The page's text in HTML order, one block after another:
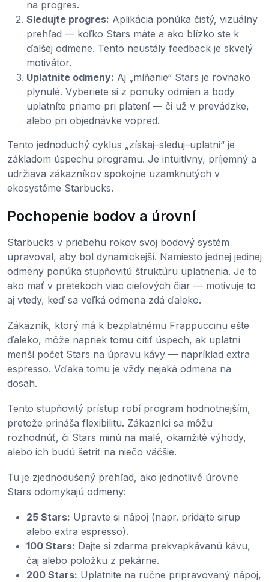
na progres.
Sledujte progres: Aplikácia ponúka čistý, vizuálny
prehľad — koľko Stars máte a ako blízko ste k
ďalšej odmene. Tento neustály feedback je skvelý
motivátor.
Uplatnite odmeny: Aj „míňanie“ Stars je rovnako
plynulé. Vyberiete si z ponuky odmien a body
uplatníte priamo pri platení — či už v prevádzke,
alebo pri objednávke vopred.
Tento jednoduchý cyklus „získaj–sleduj–uplatni“ je
základom úspechu programu. Je intuitívny, príjemný a
udržiava zákazníkov spokojne uzamknutých v
ekosystéme Starbucks.
Pochopenie bodov a úrovní
Starbucks v priebehu rokov svoj bodový systém
upravoval, aby bol dynamickejší. Namiesto jednej jedinej
odmeny ponúka stupňovitú štruktúru uplatnenia. Je to
ako mať v pretekoch viac cieľových čiar — motivuje to
aj vtedy, keď sa veľká odmena zdá ďaleko.
Zákazník, ktorý má k bezplatnému Frappuccinu ešte
ďaleko, môže napriek tomu cítiť úspech, ak uplatní
menší počet Stars na úpravu kávy — napríklad extra
espresso. Vďaka tomu je vždy nejaká odmena na
dosah.
Tento stupňovitý prístup robí program hodnotnejším,
pretože prináša flexibilitu. Zákazníci sa môžu
rozhodnúť, či Stars minú na malé, okamžité výhody,
alebo ich budú šetriť na niečo väčšie.
Tu je zjednodušený prehľad, ako jednotlivé úrovne
Stars odomykajú odmeny:
25 Stars: Upravte si nápoj (napr. pridajte sirup
alebo extra espresso).
100 Stars: Dajte si zdarma prekvapkávanú kávu,
čaj alebo položku z pekárne.
200 Stars: Uplatnite na ručne pripravovaný nápoj,